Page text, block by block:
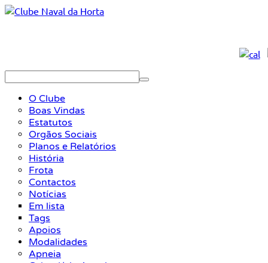
O Clube
Boas Vindas
Estatutos
Orgãos Sociais
Planos e Relatórios
História
Frota
Contactos
Notícias
Em lista
Tags
Apoios
Modalidades
Apneia